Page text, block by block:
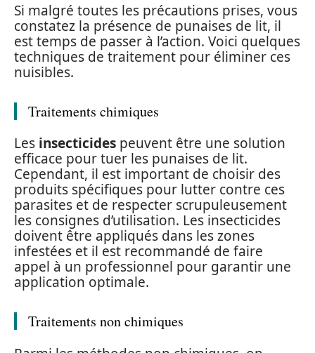
Si malgré toutes les précautions prises, vous
constatez la présence de punaises de lit, il
est temps de passer à l’action. Voici quelques
techniques de traitement pour éliminer ces
nuisibles.
Traitements chimiques
Les insecticides peuvent être une solution
efficace pour tuer les punaises de lit.
Cependant, il est important de choisir des
produits spécifiques pour lutter contre ces
parasites et de respecter scrupuleusement
les consignes d’utilisation. Les insecticides
doivent être appliqués dans les zones
infestées et il est recommandé de faire
appel à un professionnel pour garantir une
application optimale.
Traitements non chimiques